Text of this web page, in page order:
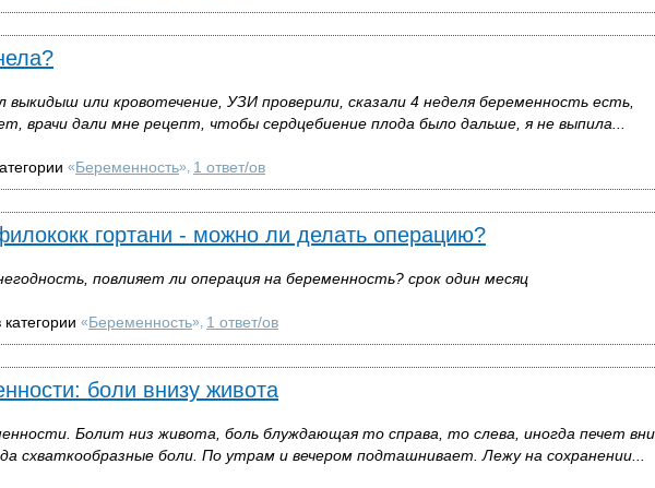
выкидыш или кровотечение, УЗИ проверили, сказали 4 неделя беременность есть,
врачи дали мне рецепт, чтобы сердцебиение плода было дальше, я не выпила...
«Беременность», 1 ответ/ов
гортани - можно ли делать операцию?
повлияет ли операция на беременность? срок один месяц
«Беременность», 1 ответ/ов
боли внизу живота
Болит низ живота, боль блуждающая то справа, то слева, иногда печет
схваткообразные боли. По утрам и вечером подташнивает. Лежу на сохранении...